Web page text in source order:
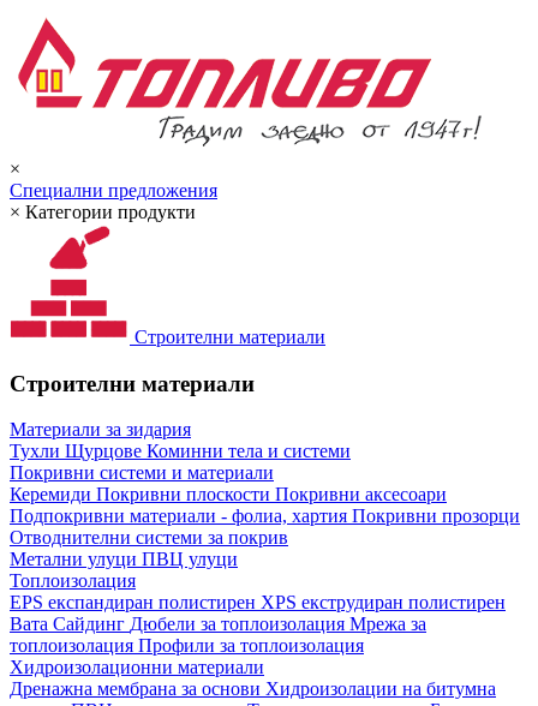
×
Специални предложения
× Категории продукти
Строителни материали
Строителни материали
Материали за зидария
Тухли Щурцове Коминни тела и системи
Покривни системи и материали
Керемиди Покривни плоскости Покривни аксесоари
Подпокривни материали - фолиа, хартия Покривни прозорци
Отводнителни системи за покрив
Метални улуци ПВЦ улуци
Топлоизолация
EPS експандиран полистирен XPS екструдиран полистирен
Вата Сайдинг Дюбели за топлоизолация Мрежа за
топлоизолация Профили за топлоизолация
Хидроизолационни материали
Дренажна мембрана за основи Хидроизолации на битумна